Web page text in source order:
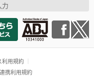
力
利用規約
携利用規約